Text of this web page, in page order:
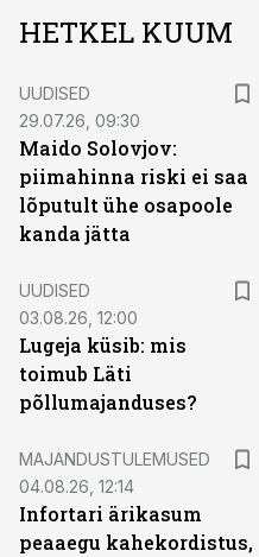
HETKEL KUUM
UUDISED
29.07.26, 09:30
Maido Solovjov:
piimahinna riski ei saa
lõputult ühe osapoole
kanda jätta
UUDISED
03.08.26, 12:00
Lugeja küsib: mis
toimub Läti
põllumajanduses?
MAJANDUSTULEMUSED
04.08.26, 12:14
Infortari ärikasum
peaaegu kahekordistus,